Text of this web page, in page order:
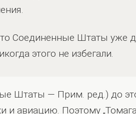
Соединенные Штаты уже
этого не избегали.
Штаты — Прим. ред.) до
и авиацию. Поэтому